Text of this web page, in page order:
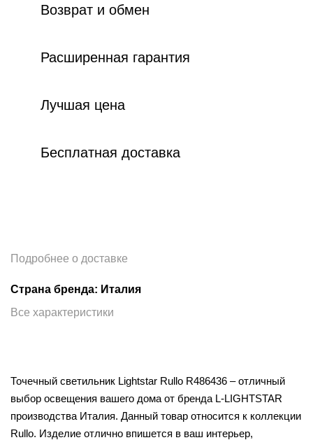
Возврат и обмен
Расширенная гарантия
Лучшая цена
Бесплатная доставка
Подробнее о доставке
Страна бренда: Италия
Все характеристики
Точечный светильник Lightstar Rullo R486436 – отличный
выбор освещения вашего дома от бренда L-LIGHTSTAR
производства Италия. Данный товар относится к коллекции
Rullo. Изделие отлично впишется в ваш интерьер,